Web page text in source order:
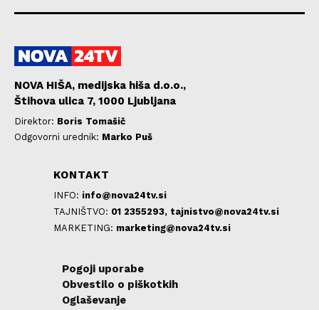
NOVA HIŠA, medijska hiša d.o.o.,
Štihova ulica 7, 1000 Ljubljana
Direktor: Boris Tomašič
Odgovorni urednik: Marko Puš
KONTAKT
INFO: info@nova24tv.si
TAJNIŠTVO: 01 2355293, tajnistvo@nova24tv.si
MARKETING: marketing@nova24tv.si
Pogoji uporabe
Obvestilo o piškotkih
Oglaševanje